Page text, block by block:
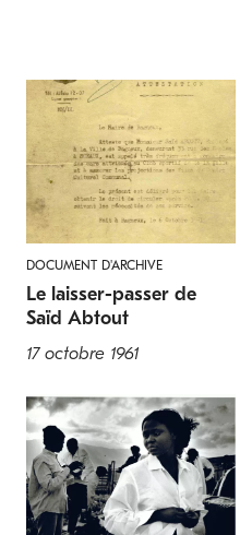
DOCUMENT D'ARCHIVE
Le laisser-passer de
Saïd Abtout
17 octobre 1961
Labre canari
Halichoeres chrysus
Porte-épée du
Xiphophorus montezumae